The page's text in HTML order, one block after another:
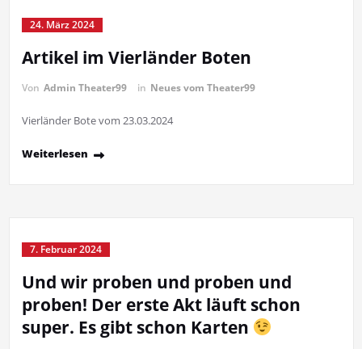
24. März 2024
Artikel im Vierländer Boten
Von Admin Theater99 in Neues vom Theater99
Vierländer Bote vom 23.03.2024
Weiterlesen
7. Februar 2024
Und wir proben und proben und
proben! Der erste Akt läuft schon
super. Es gibt schon Karten